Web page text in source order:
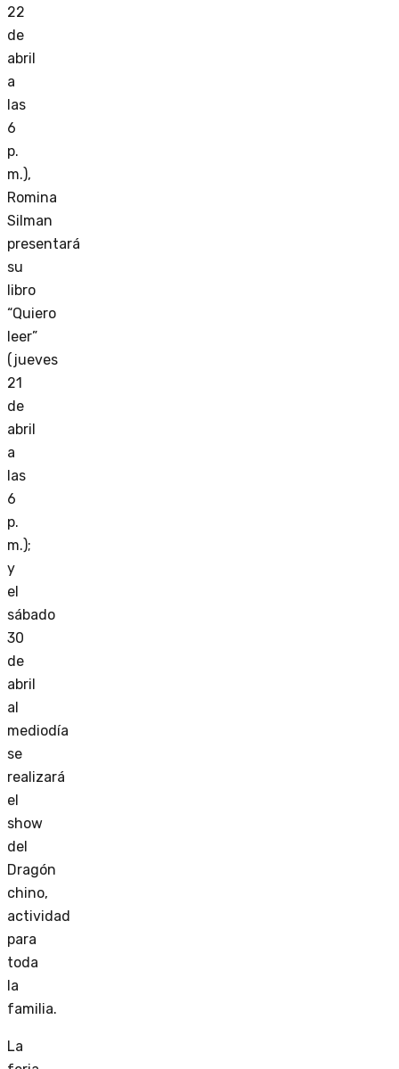
22
de
abril
a
las
6
p.
m.),
Romina
Silman
presentará
su
libro
“Quiero
leer”
(jueves
21
de
abril
a
las
6
p.
m.);
y
el
sábado
30
de
abril
al
mediodía
se
realizará
el
show
del
Dragón
chino,
actividad
para
toda
la
familia.
La